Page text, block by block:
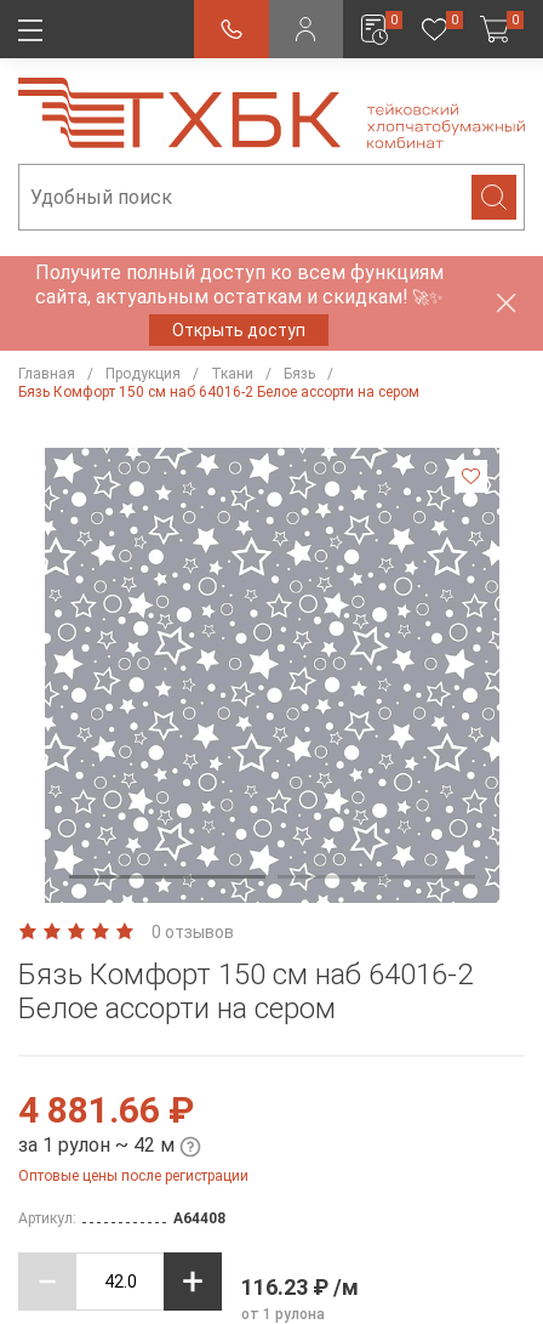
0 0 0
Получите полный доступ ко всем функциям
сайта, актуальным остаткам и скидкам! 🚀✨
Открыть доступ
Главная Продукция Ткани
Бязь
Бязь Комфорт 150 см наб 64016-2 Белое ассорти на сером
0 отзывов
Бязь Комфорт 150 см наб 64016-2
Белое ассорти на сером
4 881.66 ₽
за 1 рулон ~ 42 м
Оптовые цены после регистрации
Артикул: A64408
116.23 ₽ /м
от 1 рулона